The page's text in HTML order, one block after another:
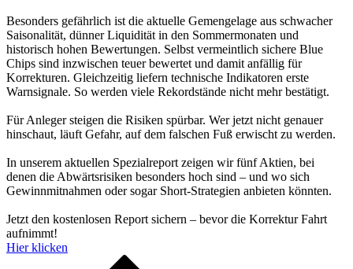
Besonders gefährlich ist die aktuelle Gemengelage aus schwacher
Saisonalität, dünner Liquidität in den Sommermonaten und
historisch hohen Bewertungen. Selbst vermeintlich sichere Blue
Chips sind inzwischen teuer bewertet und damit anfällig für
Korrekturen. Gleichzeitig liefern technische Indikatoren erste
Warnsignale. So werden viele Rekordstände nicht mehr bestätigt.
Für Anleger steigen die Risiken spürbar. Wer jetzt nicht genauer
hinschaut, läuft Gefahr, auf dem falschen Fuß erwischt zu werden.
In unserem aktuellen Spezialreport zeigen wir fünf Aktien, bei
denen die Abwärtsrisiken besonders hoch sind – und wo sich
Gewinnmitnahmen oder sogar Short-Strategien anbieten könnten.
Jetzt den kostenlosen Report sichern – bevor die Korrektur Fahrt
aufnimmt!
Hier klicken